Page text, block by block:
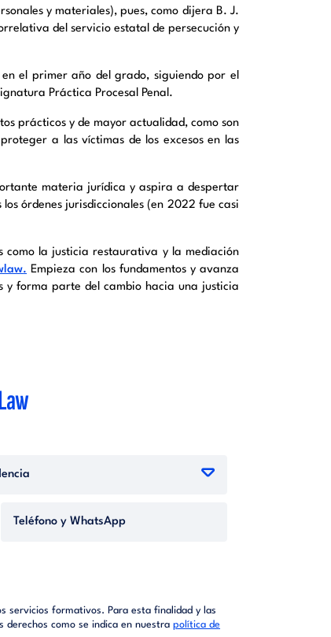
y materiales), pues, como dijera B. J.
del servicio estatal de persecución y
el primer año del grado, siguiendo por el
Práctica Procesal Penal.
prácticos y de mayor actualidad, como son
a las víctimas de los excesos en las
materia jurídica y aspira a despertar
órdenes jurisdiccionales (en 2022 fue casi
como la justicia restaurativa y la mediación
. Empieza con los fundamentos y avanza
y forma parte del cambio hacia una justicia
servicios formativos. Para esta finalidad y las
como se indica en nuestra política de